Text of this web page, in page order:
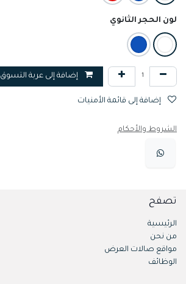
لون الحجر الثانوي
إضافة إلى عربة التسوق
الشروط والأحكام
تصفح
الرئيسية
من نحن
مواقع صالات العرض
الوظائف